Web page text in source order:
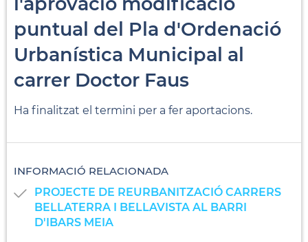
puntual del Pla d'Ordenació
Urbanística Municipal al
carrer Doctor Faus
Ha finalitzat el termini per a fer aportacions.
INFORMACIÓ RELACIONADA
PROJECTE DE REURBANITZACIÓ CARRERS
BELLATERRA I BELLAVISTA AL BARRI
D'IBARS MEIA